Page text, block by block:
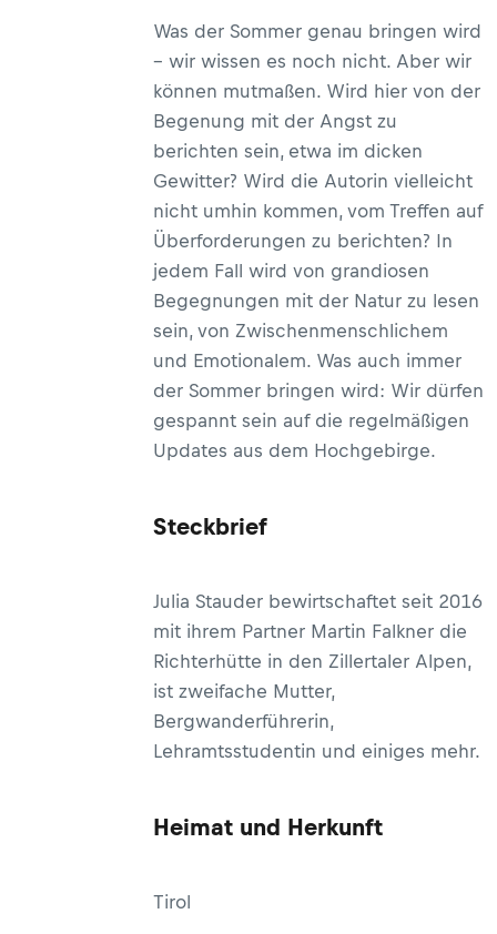
Was der Sommer genau bringen wird
– wir wissen es noch nicht. Aber wir
können mutmaßen. Wird hier von der
Begenung mit der Angst zu
berichten sein, etwa im dicken
Gewitter? Wird die Autorin vielleicht
nicht umhin kommen, vom Treffen auf
Überforderungen zu berichten? In
jedem Fall wird von grandiosen
Begegnungen mit der Natur zu lesen
sein, von Zwischenmenschlichem
und Emotionalem. Was auch immer
der Sommer bringen wird: Wir dürfen
gespannt sein auf die regelmäßigen
Updates aus dem Hochgebirge.
Steckbrief
Julia Stauder bewirtschaftet seit 2016
mit ihrem Partner Martin Falkner die
Richterhütte in den Zillertaler Alpen,
ist zweifache Mutter,
Bergwanderführerin,
Lehramtsstudentin und einiges mehr.
Heimat und Herkunft
Tirol